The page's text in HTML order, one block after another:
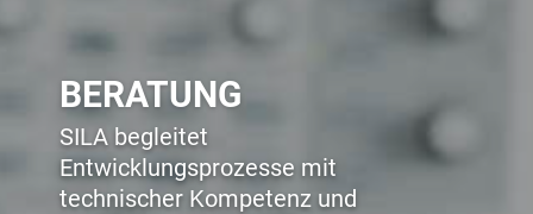
BERATUNG
SILA begleitet
Entwicklungsprozesse mit
technischer Kompetenz und